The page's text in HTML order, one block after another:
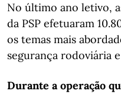
No último ano letivo,
da PSP efetuaram
os temas mais
segurança rodoviária
Durante a operação